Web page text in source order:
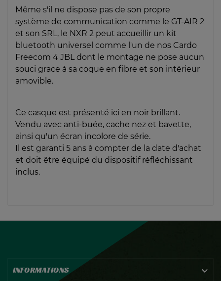
Même s'il ne dispose pas de son propre
système de communication comme le GT-AIR 2
et son SRL, le NXR 2 peut accueillir un kit
bluetooth universel comme l'un de nos Cardo
Freecom 4 JBL dont le montage ne pose aucun
souci grace à sa coque en fibre et son intérieur
amovible.
Ce casque est présenté ici en noir brillant.
Vendu avec anti-buée, cache nez et bavette,
ainsi qu'un écran incolore de série.
Il est garanti 5 ans à compter de la date d'achat
et doit être équipé du dispositif réfléchissant
inclus.
INFORMATIONS 